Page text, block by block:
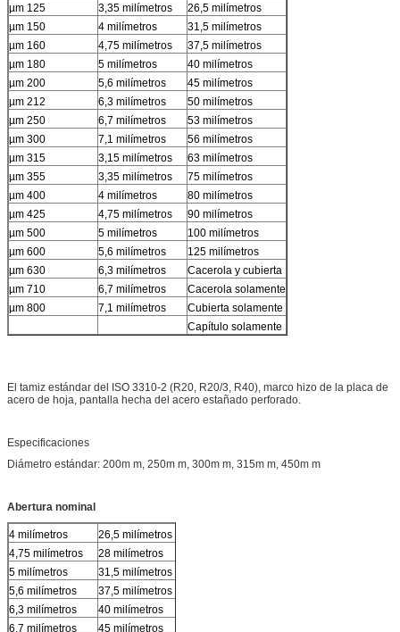
µm 125
3,35 milímetros
26,5 milímetros
µm 150
4 milímetros
31,5 milímetros
µm 160
4,75 milímetros
37,5 milímetros
µm 180
5 milímetros
40 milímetros
µm 200
5,6 milímetros
45 milímetros
µm 212
6,3 milímetros
50 milímetros
µm 250
6,7 milímetros
53 milímetros
µm 300
7,1 milímetros
56 milímetros
µm 315
3,15 milímetros
63 milímetros
µm 355
3,35 milímetros
75 milímetros
µm 400
4 milímetros
80 milímetros
µm 425
4,75 milímetros
90 milímetros
µm 500
5 milímetros
100 milímetros
µm 600
5,6 milímetros
125 milímetros
µm 630
6,3 milímetros
Cacerola y cubierta
µm 710
6,7 milímetros
Cacerola solamente
µm 800
7,1 milímetros
Cubierta solamente
Capítulo solamente
El tamiz estándar del ISO 3310-2 (R20, R20/3, R40), marco hizo de la placa de
acero de hoja, pantalla hecha del acero estañado perforado.
Especificaciones
Diámetro estándar: 200m m, 250m m, 300m m, 315m m, 450m m
Abertura nominal
4 milímetros
26,5 milímetros
4,75 milímetros
28 milímetros
5 milímetros
31,5 milímetros
5,6 milímetros
37,5 milímetros
6,3 milímetros
40 milímetros
6,7 milímetros
45 milímetros